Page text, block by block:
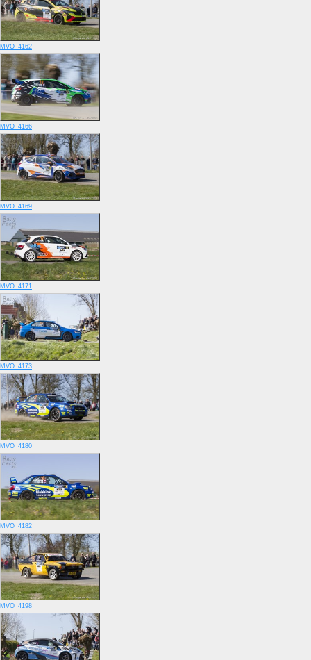
MVO_4162
MVO_4166
MVO_4169
MVO_4171
MVO_4173
MVO_4180
MVO_4182
MVO_4198